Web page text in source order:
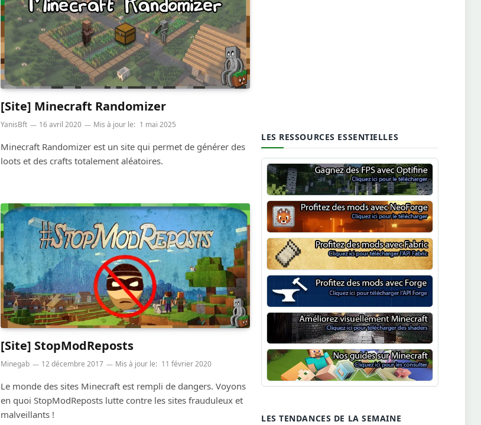
[Site] Minecraft Randomizer
YanisBft 16 avril 2020 Mis à jour le: 1 mai 2025
Minecraft Randomizer est un site qui permet de générer des
loots et des crafts totalement aléatoires.
[Site] StopModReposts
Minegab 12 décembre 2017 Mis à jour le: 11 février 2020
Le monde des sites Minecraft est rempli de dangers. Voyons
en quoi StopModReposts lutte contre les sites frauduleux et
malveillants !
LES RESSOURCES ESSENTIELLES
Optifine
NeoForge
Minecraft Fabric
Minecraft Forge
Shaders Minecraft
Guide Minecraft
LES TENDANCES DE LA SEMAINE